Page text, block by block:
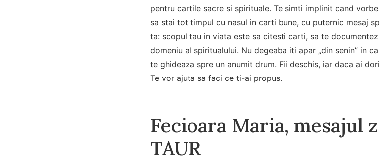
pentru cartile sacre si spirituale. Te simti implinit cand
sa stai tot timpul cu nasul in carti bune, cu puternic mesaj
ta: scopul tau in viata este sa citesti carti, sa te
domeniu al spiritualului. Nu degeaba iti apar „din senin” in
te ghideaza spre un anumit drum. Fii deschis, iar daca ai
Te vor ajuta sa faci ce ti-ai propus.
Fecioara Maria, mesajul
TAUR